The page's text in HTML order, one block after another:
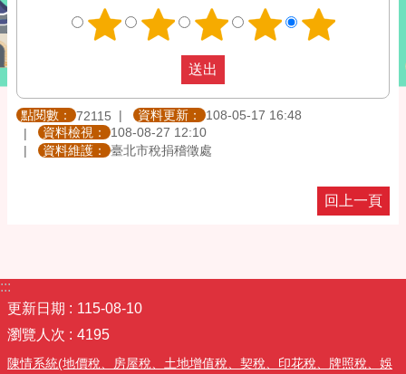
點閱數： 72115 資料更新：
108-05-17 16:48
資料檢視：
108-08-27 12:10
資料維護：
臺北市稅捐稽徵處
回上一頁
:::
更新日期
115-08-10
瀏覽人次
4195
陳情系統(地價稅、房屋稅、土地增值稅、契稅、印花稅、牌照稅、娛